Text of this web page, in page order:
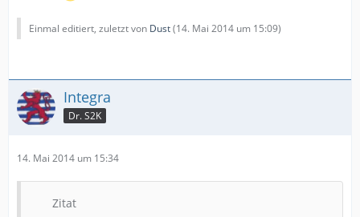
Einmal editiert, zuletzt von Dust(14. Mai 2014 um 15:09)
Integra
Dr. S2K
14. Mai 2014 um 15:34
Zitat